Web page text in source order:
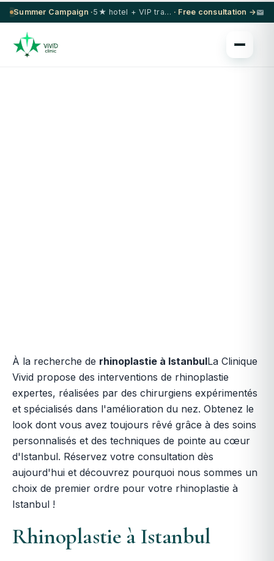
Summer Campaign · 5★ hotel + VIP transfer on select procedures · Free consultation →
À la recherche de rhinoplastie à IstanbulLa Clinique
Vivid propose des interventions de rhinoplastie
expertes, réalisées par des chirurgiens expérimentés
et spécialisés dans l'amélioration du nez. Obtenez le
look dont vous avez toujours rêvé grâce à des soins
personnalisés et des techniques de pointe au cœur
d'Istanbul. Réservez votre consultation dès
aujourd'hui et découvrez pourquoi nous sommes un
choix de premier ordre pour votre rhinoplastie à
Istanbul !
Rhinoplastie à Istanbul